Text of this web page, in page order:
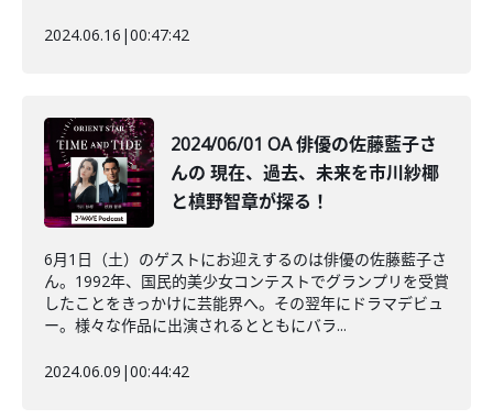
2024.06.16 |00:47:42
2024/06/01 OA 俳優の佐藤藍子さ
んの 現在、過去、未来を市川紗椰
と槙野智章が探る！
6月1日（土）のゲストにお迎えするのは俳優の佐藤藍子さ
ん。1992年、国民的美少女コンテストでグランプリを受賞
したことをきっかけに芸能界へ。その翌年にドラマデビュ
ー。様々な作品に出演されるとともにバラ...
2024.06.09 |00:44:42